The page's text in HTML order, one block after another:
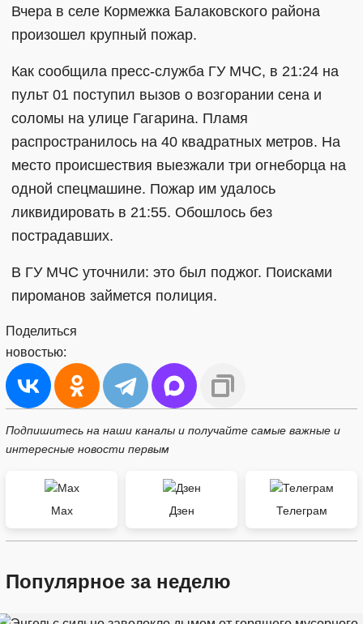
Вчера в селе Кормежка Балаковского района
произошел крупный пожар.
Как сообщила пресс-служба ГУ МЧС, в 21:24 на
пульт 01 поступил вызов о возгорании сена и
соломы на улице Гагарина. Пламя
распространилось на 40 квадратных метров. На
место происшествия выезжали три огнеборца на
одной спецмашине. Пожар им удалось
ликвидировать в 21:55. Обошлось без
пострадавших.
В ГУ МЧС уточнили: это был поджог. Поисками
пироманов займется полиция.
Поделиться
новостью:
Подпишитесь на наши каналы и получайте самые важные и
интересные новости первым
Max Дзен Телеграм
Популярное за неделю